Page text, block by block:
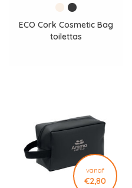
De Impact collectie focust niet
materialen, maar ook op
geproduceerde toilettas wordt
Daarnaast worden ongeveer
hergebruikt bij de productie
product aantrekkelijk voor
duurzame relatiegeschenken.
Bovendien wordt 2% van de
Impact-product gedoneerd
ECO Cork Cosmetic Bag
toilettas
vanaf
€2,80